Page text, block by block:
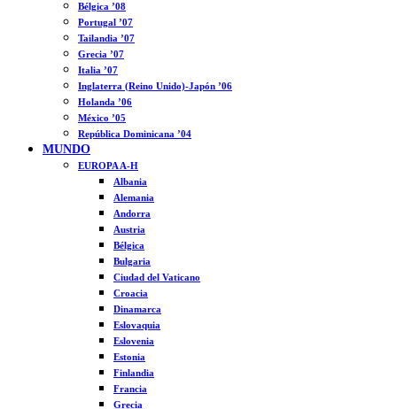
Bélgica ’08
Portugal ’07
Tailandia ’07
Grecia ’07
Italia ’07
Inglaterra (Reino Unido)-Japón ’06
Holanda ’06
México ’05
República Dominicana ’04
MUNDO
EUROPA A-H
Albania
Alemania
Andorra
Austria
Bélgica
Bulgaria
Ciudad del Vaticano
Croacia
Dinamarca
Eslovaquia
Eslovenia
Estonia
Finlandia
Francia
Grecia